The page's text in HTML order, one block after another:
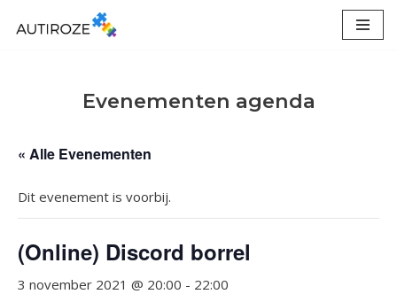
Evenementen agenda
« Alle Evenementen
Dit evenement is voorbij.
(Online) Discord borrel
3 november 2021 @ 20:00 - 22:00